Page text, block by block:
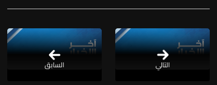
التالي السابق